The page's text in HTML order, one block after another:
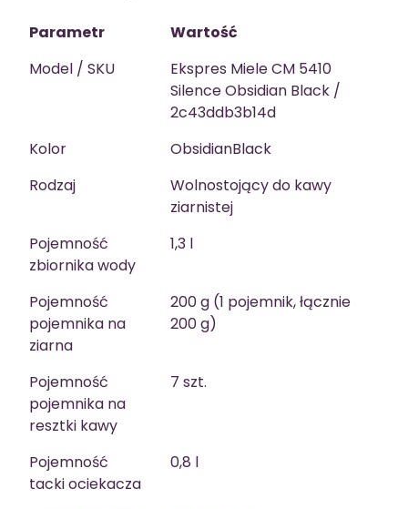
Parametr
Wartość
Model / SKU
Ekspres Miele CM 5410
Silence Obsidian Black /
2c43ddb3b14d
Kolor
ObsidianBlack
Rodzaj
Wolnostojący do kawy
ziarnistej
Pojemność
zbiornika wody
1,3 l
Pojemność
pojemnika na
ziarna
200 g (1 pojemnik, łącznie
200 g)
Pojemność
pojemnika na
resztki kawy
7 szt.
Pojemność
tacki ociekacza
0,8 l